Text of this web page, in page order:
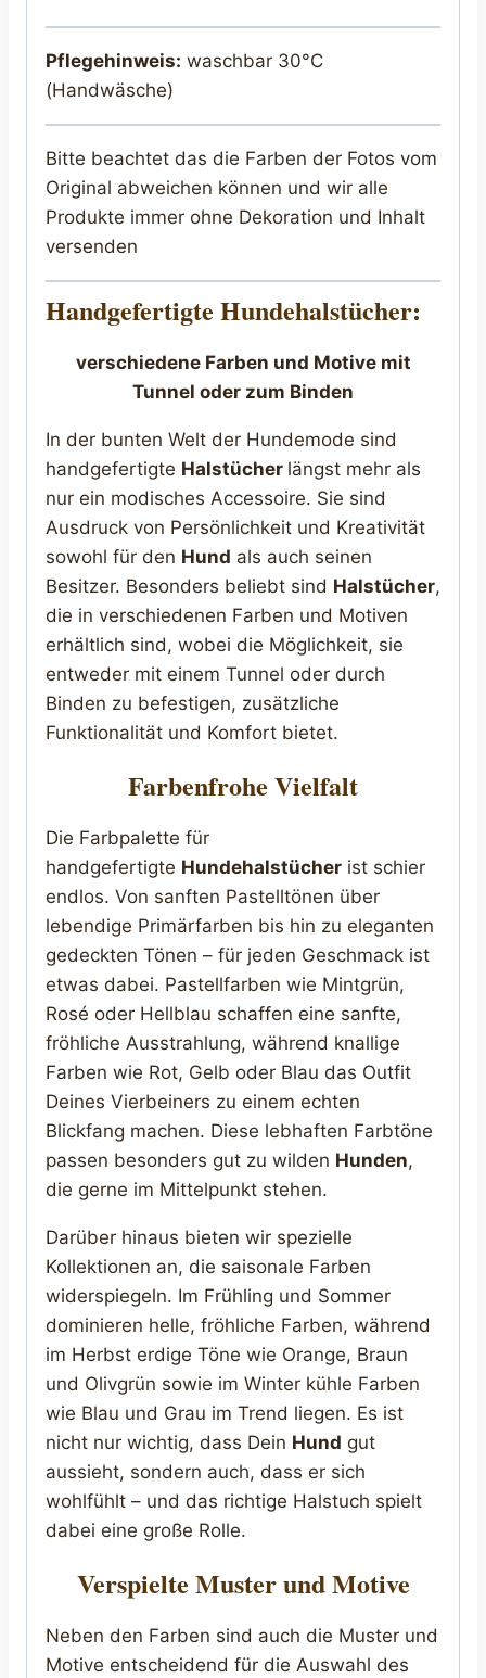
Pflegehinweis: waschbar 30°C
(Handwäsche)
Bitte beachtet das die Farben der Fotos vom
Original abweichen können und wir alle
Produkte immer ohne Dekoration und Inhalt
versenden
Handgefertigte Hundehalstücher:
verschiedene Farben und Motive mit
Tunnel oder zum Binden
In der bunten Welt der Hundemode sind
handgefertigte Halstücher längst mehr als
nur ein modisches Accessoire. Sie sind
Ausdruck von Persönlichkeit und Kreativität
sowohl für den Hund als auch seinen
Besitzer. Besonders beliebt sind Halstücher,
die in verschiedenen Farben und Motiven
erhältlich sind, wobei die Möglichkeit, sie
entweder mit einem Tunnel oder durch
Binden zu befestigen, zusätzliche
Funktionalität und Komfort bietet.
Farbenfrohe Vielfalt
Die Farbpalette für
handgefertigte Hundehalstücher ist schier
endlos. Von sanften Pastelltönen über
lebendige Primärfarben bis hin zu eleganten
gedeckten Tönen – für jeden Geschmack ist
etwas dabei. Pastellfarben wie Mintgrün,
Rosé oder Hellblau schaffen eine sanfte,
fröhliche Ausstrahlung, während knallige
Farben wie Rot, Gelb oder Blau das Outfit
Deines Vierbeiners zu einem echten
Blickfang machen. Diese lebhaften Farbtöne
passen besonders gut zu wilden Hunden,
die gerne im Mittelpunkt stehen.
Darüber hinaus bieten wir spezielle
Kollektionen an, die saisonale Farben
widerspiegeln. Im Frühling und Sommer
dominieren helle, fröhliche Farben, während
im Herbst erdige Töne wie Orange, Braun
und Olivgrün sowie im Winter kühle Farben
wie Blau und Grau im Trend liegen. Es ist
nicht nur wichtig, dass Dein Hund gut
aussieht, sondern auch, dass er sich
wohlfühlt – und das richtige Halstuch spielt
dabei eine große Rolle.
Verspielte Muster und Motive
Neben den Farben sind auch die Muster und
Motive entscheidend für die Auswahl des